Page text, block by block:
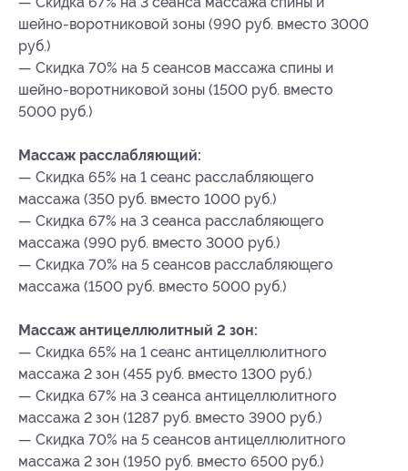
шейно-воротниковой зоны (990 руб. вместо 3000
руб.)
— Скидка 70% на 5 сеансов массажа спины и
шейно-воротниковой зоны (1500 руб. вместо
5000 руб.)
Массаж расслабляющий:
— Скидка 65% на 1 сеанс расслабляющего
массажа (350 руб. вместо 1000 руб.)
— Скидка 67% на 3 сеанса расслабляющего
массажа (990 руб. вместо 3000 руб.)
— Скидка 70% на 5 сеансов расслабляющего
массажа (1500 руб. вместо 5000 руб.)
Массаж антицеллюлитный 2 зон:
— Скидка 65% на 1 сеанс антицеллюлитного
массажа 2 зон (455 руб. вместо 1300 руб.)
— Скидка 67% на 3 сеанса антицеллюлитного
массажа 2 зон (1287 руб. вместо 3900 руб.)
— Скидка 70% на 5 сеансов антицеллюлитного
массажа 2 зон (1950 руб. вместо 6500 руб.)